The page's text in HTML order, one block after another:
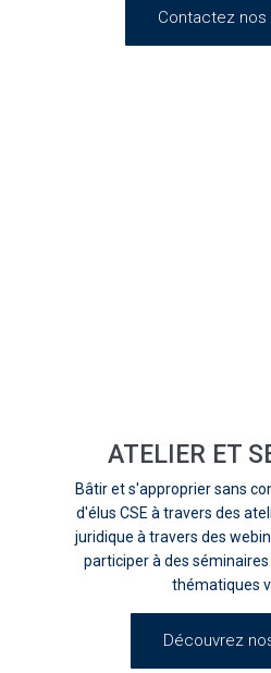
Contactez nos
ATELIER ET
Bâtir et s'approprier sans
d'élus CSE à travers des
juridique à travers des
participer à des
thématiques
Découvrez